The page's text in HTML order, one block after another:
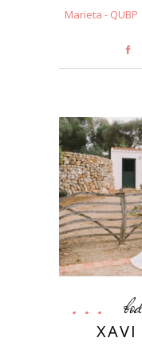
Marieta - QUBP